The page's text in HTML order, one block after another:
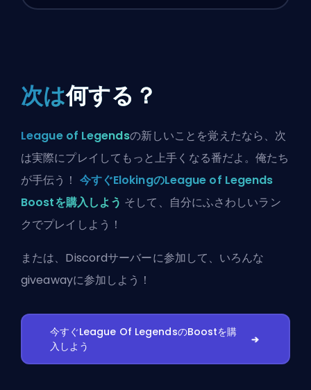
次は何する？
League of Legendsの新しいことを覚えたなら、次
は実際にプレイしてもっと上手くなる番だよ。俺たち
が手伝う！ 今すぐElokingのLeague of Legends
Boostを購入しよう そして、自分にふさわしいラン
クでプレイしよう！
または、 Discordサーバーに参加して、いろんな
giveawayに参加しよう！
今すぐLeague Of LegendsのBoostを購
入しよう